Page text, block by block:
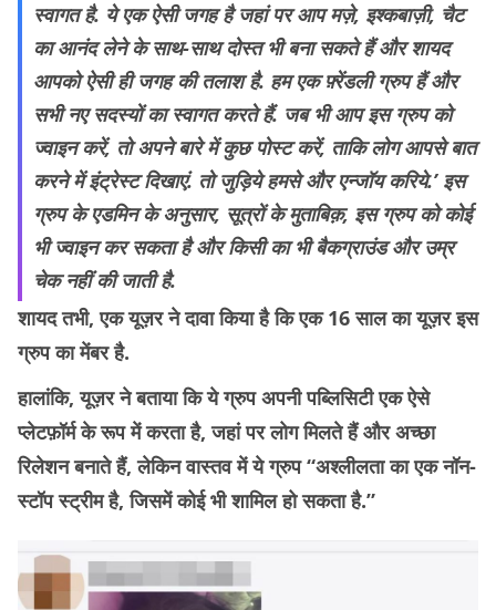
स्वागत है. ये एक ऐसी जगह है जहां पर आप मज़े, इश्कबाज़ी, चैट
का आनंद लेने के साथ-साथ दोस्त भी बना सकते हैं और शायद
आपको ऐसी ही जगह की तलाश है. हम एक फ़्रेंडली ग्रुप हैं और
सभी नए सदस्यों का स्वागत करते हैं. जब भी आप इस ग्रुप को
ज्वाइन करें, तो अपने बारे में कुछ पोस्ट करें, ताकि लोग आपसे बात
करने में इंट्रेस्ट दिखाएं. तो जुड़िये हमसे और एन्जॉय करिये.’ इस
ग्रुप के एडमिन के अनुसार, सूत्रों के मुताबिक़, इस ग्रुप को कोई
भी ज्वाइन कर सकता है और किसी का भी बैकग्राउंड और उम्र
चेक नहीं की जाती है.
शायद तभी, एक यूज़र ने दावा किया है कि एक 16 साल का यूज़र इस
ग्रुप का मेंबर है.
हालांकि, यूज़र ने बताया कि ये ग्रुप अपनी पब्लिसिटी एक ऐसे
प्लेटफ़ॉर्म के रूप में करता है, जहां पर लोग मिलते हैं और अच्छा
रिलेशन बनाते हैं, लेकिन वास्तव में ये ग्रुप “अश्लीलता का एक नॉन-
स्टॉप स्ट्रीम है, जिसमें कोई भी शामिल हो सकता है.”